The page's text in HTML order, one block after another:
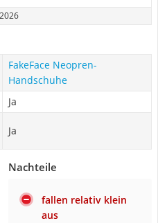
FakeFace Neopren-
Handschuhe
Ja
Ja
Nachteile
fallen relativ klein
aus